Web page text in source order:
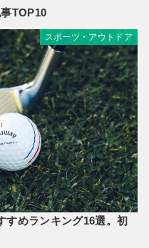
TOP10
スポーツ・アウトドア
すめランキング16選。初